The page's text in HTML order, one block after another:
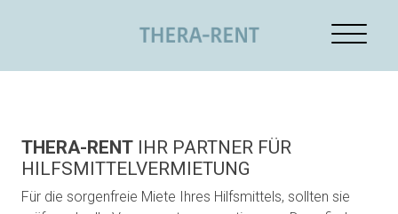
content
THERA-RENT IHR PARTNER FÜR
HILFSMITTELVERMIETUNG
Für die sorgenfreie Miete Ihres Hilfsmittels, sollten sie